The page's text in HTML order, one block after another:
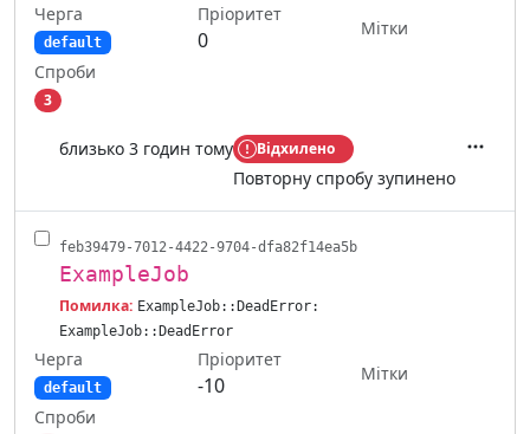
Черга
default
Пріоритет
0
Мітки
Спроби
3
близько 3 годин тому Відхилено
Повторну спробу зупинено
feb39479-7012-4422-9704-dfa82f14ea5b
ExampleJob
Помилка: ExampleJob::DeadError:
ExampleJob::DeadError
Черга
default
Пріоритет
-10
Мітки
Спроби